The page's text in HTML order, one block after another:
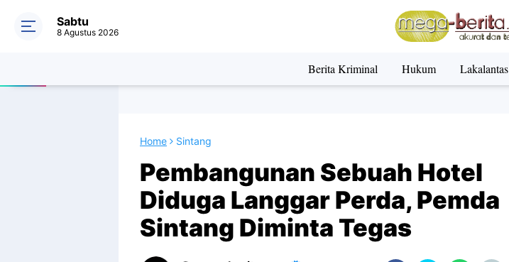
Sabtu
8 Agustus 2026
Berita Kriminal Hukum Lakalantas
Home Sintang
Pembangunan Sebuah Hotel
Diduga Langgar Perda, Pemda
Sintang Diminta Tegas